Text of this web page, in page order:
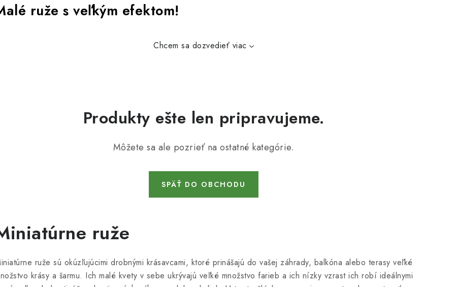
ruže s veľkým efektom!
Chcem sa dozvedieť viac
Produkty ešte len pripravujeme.
Môžete sa ale pozrieť na ostatné kategórie.
SPÄŤ DO OBCHODU
ruže
ruže sú okúzľujúcimi drobnými krásavcami, ktoré prinášajú do vašej záhrady, balkóna alebo terasy veľké
krásy a šarmu. Ich malé kvety v sebe ukrývajú veľké množstvo farieb a ich nízky vzrast ich robí ideálnymi